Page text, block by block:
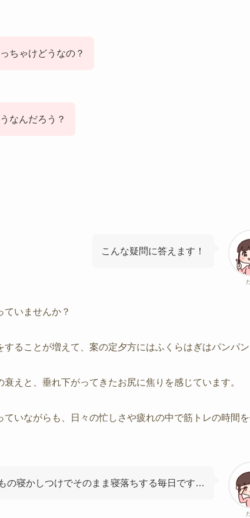
ちゃけどうなの？
なんだろう？
こんな疑問に答えます！
ていませんか？
ることが増えて、案の定夕方にはふくらはぎはパンパン
えと、垂れ下がってきたお尻に焦りを感じています。
いながらも、日々の忙しさや疲れの中で筋トレの時間
の寝かしつけでそのまま寝落ちする毎日です…